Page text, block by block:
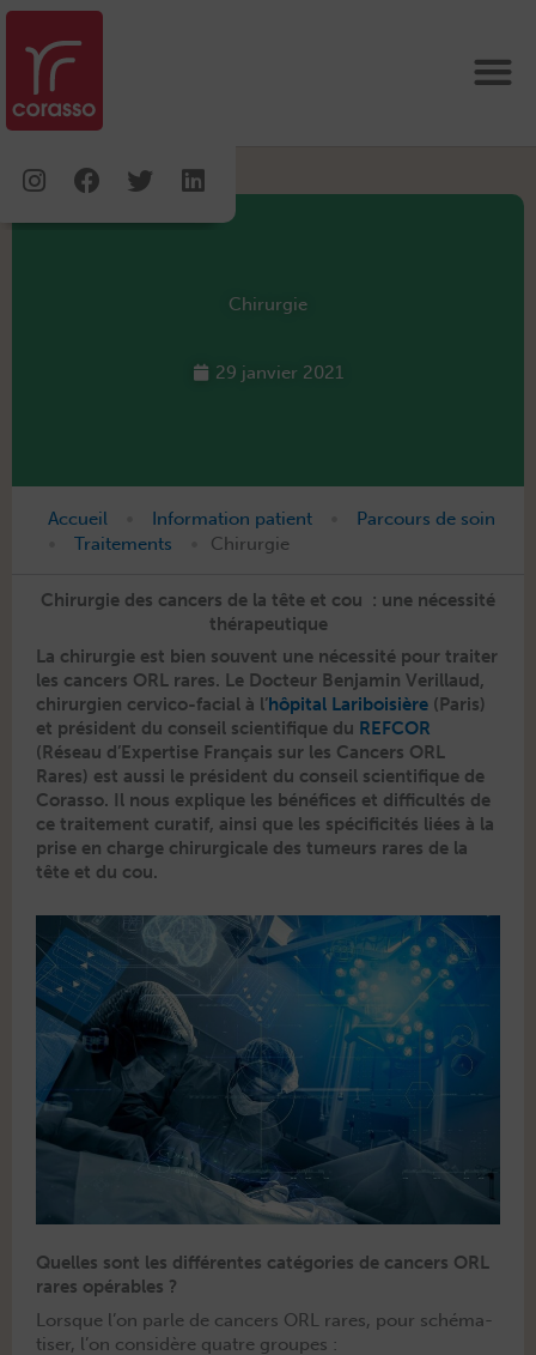
Aller
contenu
InstagramFacebook
TwitterLinkedin
Chirurgie
29 janvier 2021
Accueil Information patient Parcours de soin
Traitements Chirurgie
Chirurgie des cancers de la tête et cou : une nécessité
thérapeutique
La chirurgie est bien sou­vent une néces­sité pour traiter
les can­cers ORL rares. Le Doc­teur Ben­jamin Ver­il­laud,
chirurgien cer­vi­co-facial à l’hôpi­tal Lari­boisière (Paris)
et prési­dent du con­seil sci­en­tifique du REFCOR
(Réseau d’Expertise Français sur les Can­cers ORL
Rares) est aus­si le prési­dent du con­seil sci­en­tifique de
Coras­so. Il nous explique les béné­fices et dif­fi­cultés de
ce traite­ment curatif, ain­si que les spé­ci­ficités liées à la
prise en charge chirur­gi­cale des tumeurs rares de la
tête et du cou.
Quelles sont les différentes catégories de cancers ORL
rares opérables ?
Lorsque l’on par­le de can­cers ORL rares, pour sché­ma­
tis­er, l’on con­sid­ère qua­tre groupes :